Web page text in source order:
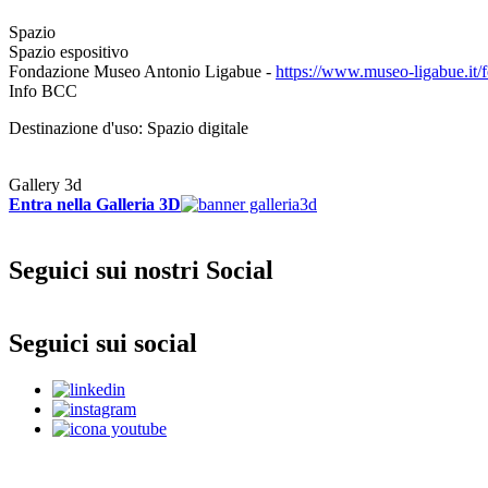
Spazio
Spazio espositivo
Fondazione Museo Antonio Ligabue - https://www.museo-ligabue.it/
Info BCC
Destinazione d'uso: Spazio digitale
Gallery 3d
Entra nella Galleria 3D
Seguici sui nostri Social
Seguici sui social